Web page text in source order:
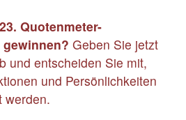
Quotenmeter-
Geben Sie jetzt
und entscheiden Sie mit,
und Persönlichkeiten
werden.